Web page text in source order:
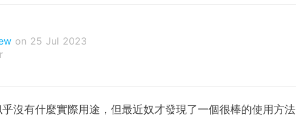
on 25 Jul 2023
沒有什麼實際用途，但最近奴才發現了一個很棒的使用方法